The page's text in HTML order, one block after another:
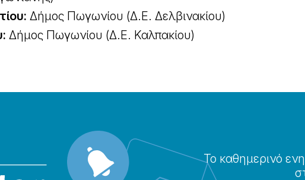
Δήμος Πωγωνίου (Δ.Ε. Δελβινακίου)
Δήμος Πωγωνίου (Δ.Ε. Καλπακίου)
Το καθημερɩνό